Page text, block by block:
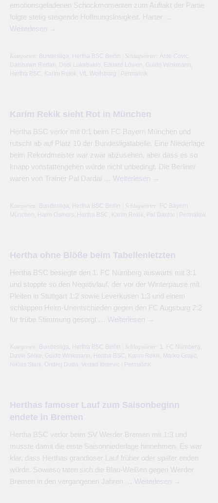
emotionsgeladenen Schockmomenten zum Auftakt der Partie
folgte stetig steigende Hoffnungslosigkeit. Harter …
Weiterlesen →
Kategorien: Bundesliga Hertha BSC Berlin | Schlagwörter: Ante Covic
Daishawn Redan
Dodi Lukebakio Eduard Löwen Guido Winkmann
Hertha BSC
Karim Rekik VfL Wolfsburg Permalink
Karim Rekik sieht Rot in München
Hertha BSC verlor mit 0:1 beim FC Bayern München und
rutscht ab auf Platz 10 der Bundesligatabelle. Eine Niederlage
beim Rekordmeister war zwar abzusehen, aber dass es so
knapp vonstattengehen würde nicht unbedingt. Die Berliner
waren von Trainer Pal Dardai … Weiterlesen →
Kategorien: Bundesliga Hertha BSC Berlin | Schlagwörter: FC Bayern
München
Harm Osmers Hertha BSC Karim Rekik Pal Dardai Permalink
Hertha ohne Blöße beim Tabellenletzten
Hertha BSC besiegte den 1. FC Nürnberg auswärts mit 3:1
und stoppte so den Negativlauf, der vor der Winterpause mit
Pleiten in Stuttgart 1:2 sowie Leverkusen 1:3 und einem
schlappen Heim-Unentschieden gegen den FC Augsburg 2:2
für trübe Stimmung gesorgt … Weiterlesen →
Kategorien: Bundesliga Hertha BSC Berlin | Schlagwörter: 1. FC Nürnberg
Davie Selke Guido Winkmann Hertha BSC Karim Rekik Marko Grujic
Niklas Stark
Ondrej Duda Vedad Ibisevic Permalink
Herthas famoser Lauf zum Saisonbeginn
endete in Bremen
Hertha BSC verlor beim SV Werder Bremen mit 1:3 und
musste damit die erste Saisonniederlage hinnehmen. Es war
klar, dass Herthas grandioser Lauf früher oder später enden
würde. Sowieso taten sich die Blau-Weißen gegen Werder
Bremen in den vergangenen Jahren … Weiterlesen →